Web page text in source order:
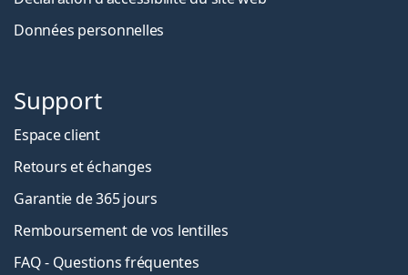
Données personnelles
Support
Espace client
Retours et échanges
Garantie de 365 jours
Remboursement de vos lentilles
FAQ - Questions fréquentes